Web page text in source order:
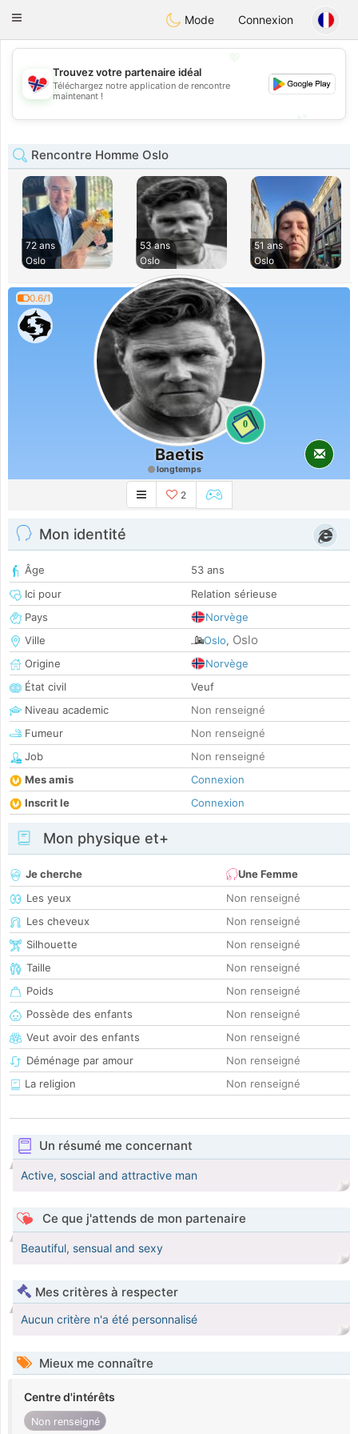
EkteNordmenn
Toggle
Mode Connexion
💖
💕
Trouvez votre partenaire idéal
Téléchargez notre application de rencontre
maintenant !
Rencontre Homme Oslo
72 ans
Oslo
53 ans
Oslo
51 ans
Oslo
0.6/1
0
Baetis
longtemps
2
Mon identité
Âge
53 ans
Ici pour
Relation sérieuse
Pays
Norvège
Ville
Oslo, Oslo
Origine
Norvège
État civil
Veuf
Niveau academic
Non renseigné
Fumeur
Non renseigné
Job
Non renseigné
Mes amis
Connexion
Inscrit le
Connexion
Mon physique et+
Je cherche
Une Femme
Les yeux
Non renseigné
Les cheveux
Non renseigné
Silhouette
Non renseigné
Taille
Non renseigné
Poids
Non renseigné
Possède des enfants
Non renseigné
Veut avoir des enfants
Non renseigné
Déménage par amour
Non renseigné
La religion
Non renseigné
Un résumé me concernant
Active, soscial and attractive man
Ce que j'attends de mon partenaire
Beautiful, sensual and sexy
Mes critères à respecter
Aucun critère n'a été personnalisé
Mieux me connaître
Centre d'intérêts
Non renseigné